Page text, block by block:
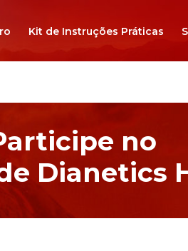
Kit de Instruções Práticas
no
Dianetics